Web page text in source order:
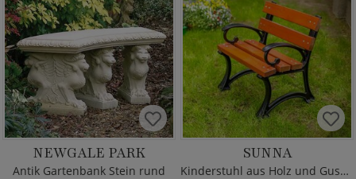
NEWGALE PARK
Antik Gartenbank Stein rund
SUNNA
Kinderstuhl aus Holz und Gusseisen